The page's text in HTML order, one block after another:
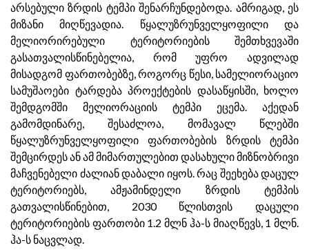
არსებული ზრდის ტემპი შენარჩუნდებოდა. ამრიგად, ეს
მიზანი მიღწევადია. წყალუზრუნველყოფილი და
მელიორირებული ტერიტორიების შემთხვევაში
გასათვალისწინებელია, რომ უფრო ადვილად
მისადგომ ფართობებზე, როგორც წესი, სამელიორაციო
სამუშაოები ტარდება პროექტების დასაწყისში, ხოლო
შემდგომში მელიორაციის ტემპი ეცემა. აქედან
გამომდინარე, შესაძლოა, მომავალ წლებში
წყალუზრუნველყოფილი ფართობების ზრდის ტემპი
შემცირდეს ან ამ მიმართულებით დასახული მიზნობრივი
მაჩვენებელი ძალიან დაბალი იყოს. რაც შეეხება დაცულ
ტერიტორიებს, ამჟამინდელი ზრდის ტემპის
გათვალისწინებით, 2030 წლისთვის დაცული
ტერიტორიების ფართობი 1.2 მლნ ჰა-ს მიაღწევს, 1 მლნ.
ჰა-ს ნაცვლად.